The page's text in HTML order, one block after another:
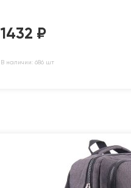
1432 ₽
В наличии: 686 шт